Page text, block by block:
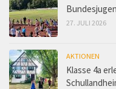
27. JULI 2026
AKTIONEN
Klasse 4a